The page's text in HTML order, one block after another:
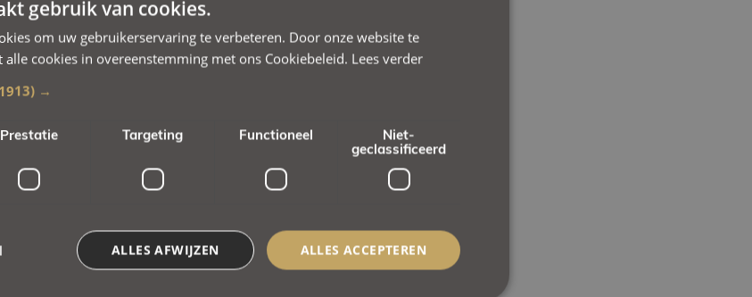
gebruik van cookies.
om uw gebruikerservaring te verbeteren. Door onze website te
cookies in overeenstemming met ons Cookiebeleid. Lees verder
→
Prestatie Targeting Functioneel
Niet-
geclassificeerd
ALLES ACCEPTEREN
ALLES AFWIJZEN